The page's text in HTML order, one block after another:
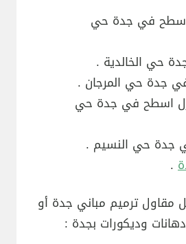
في جدة حي
حي الخالدية .
جدة حي المرجان .
اسطح في جدة حي
جدة حي النسيم .
.
ترميم مباني جدة أو
وديكورات بجدة :